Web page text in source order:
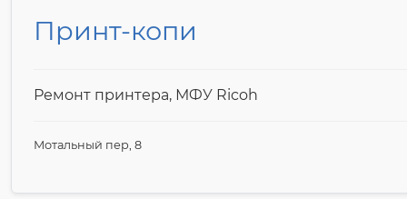
Принт-копи
Ремонт принтера, МФУ Ricoh
Мотальный пер, 8